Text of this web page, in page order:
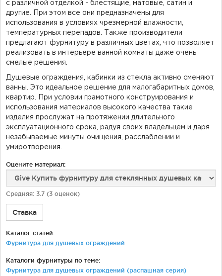
с различной отделкой - блестящие, матовые, сатин и
другие. При этом все они предназначены для
использования в условиях чрезмерной влажности,
температурных перепадов. Также производители
предлагают фурнитуру в различных цветах, что позволяет
реализовать в интерьере ванной комнаты даже очень
смелые решения.
Душевые ограждения, кабинки из стекла активно сменяют
ванны. Это идеальное решение для малогабаритных домов,
квартир. При условии грамотного конструирования и
использования материалов высокого качества такие
изделия прослужат на протяжении длительного
эксплуатационного срока, радуя своих владельцем и даря
незабываемые минуты очищения, расслаблении и
умиротворения.
Оцените материал:
Средняя: 3.7 (3 оценок)
Ставка
Каталог статей:
Фурнитура для душевых ограждений
Каталоги фурнитуры по теме:
Фурнитура для душевых ограждений (распашная серия)